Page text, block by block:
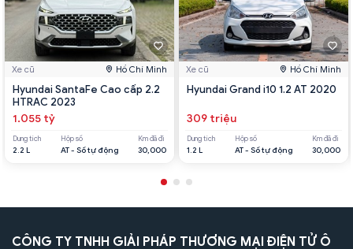
Xe cũ Hồ Chí Minh
Hyundai SantaFe Cao cấp 2.2
HTRAC 2023
1.055 tỷ
Dung tích
2.2 L
Hộp số
AT - Số tự động
Km đã đi
30,000
Xe cũ Hồ Chí Minh
Hyundai Grand i10 1.2 AT 2020
309 triệu
Dung tích
1.2 L
Hộp số
AT - Số tự động
Km đã đi
30,000
CÔNG TY TNHH GIẢI PHÁP THƯƠNG MẠI ĐIỆN TỬ Ô